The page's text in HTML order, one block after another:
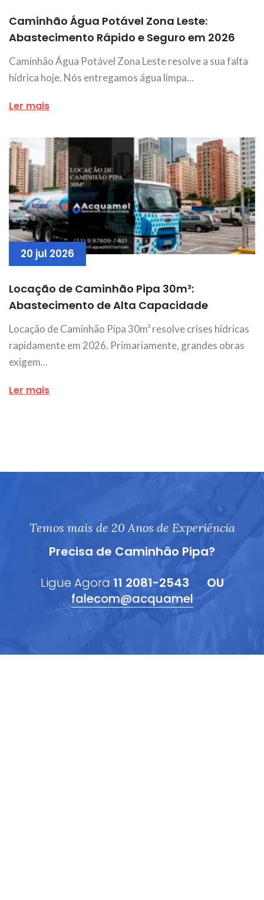
Caminhão Água Potável Zona Leste:
Abastecimento Rápido e Seguro em 2026
Caminhão Água Potável Zona Leste resolve a sua falta
hídrica hoje. Nós entregamos água limpa...
Ler mais
20 jul 2026
Locação de Caminhão Pipa 30m³:
Abastecimento de Alta Capacidade
Locação de Caminhão Pipa 30m³ resolve crises hídricas
rapidamente em 2026. Primariamente, grandes obras
exigem...
Ler mais
Temos mais de 20 Anos de Experiência
Precisa de Caminhão Pipa?
Ligue Agora 11 2081-2543
OU
falecom@acquamel